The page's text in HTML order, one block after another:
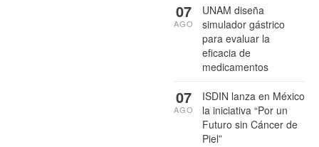
UNAM diseña
simulador gástrico
para evaluar la
eficacia de
medicamentos
07
AGO
ISDIN lanza en México
la iniciativa “Por un
Futuro sin Cáncer de
Piel”
07
AGO